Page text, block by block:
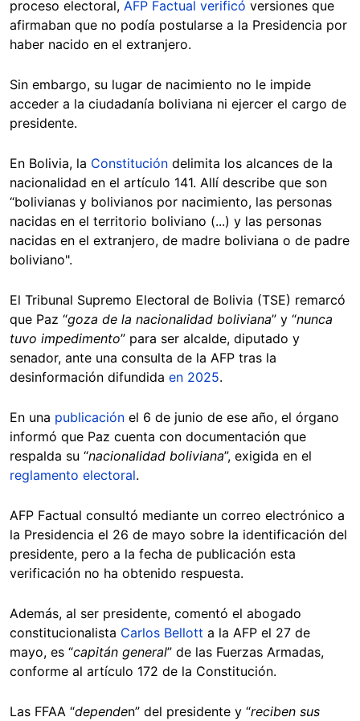
proceso electoral, AFP Factual verificó versiones que
afirmaban que no podía postularse a la Presidencia por
haber nacido en el extranjero.
Sin embargo, su lugar de nacimiento no le impide
acceder a la ciudadanía boliviana ni ejercer el cargo de
presidente.
En Bolivia, la Constitución delimita los alcances de la
nacionalidad en el artículo 141. Allí describe que son
“bolivianas y bolivianos por nacimiento, las personas
nacidas en el territorio boliviano (...) y las personas
nacidas en el extranjero, de madre boliviana o de padre
boliviano".
El Tribunal Supremo Electoral de Bolivia (TSE) remarcó
que Paz “goza de la nacionalidad boliviana” y “nunca
tuvo impedimento” para ser alcalde, diputado y
senador, ante una consulta de la AFP tras la
desinformación difundida en 2025.
En una publicación el 6 de junio de ese año, el órgano
informó que Paz cuenta con documentación que
respalda su “nacionalidad boliviana”, exigida en el
reglamento electoral.
AFP Factual consultó mediante un correo electrónico a
la Presidencia el 26 de mayo sobre la identificación del
presidente, pero a la fecha de publicación esta
verificación no ha obtenido respuesta.
Además, al ser presidente, comentó el abogado
constitucionalista Carlos Bellott a la AFP el 27 de
mayo, es “capitán general” de las Fuerzas Armadas,
conforme al artículo 172 de la Constitución.
Las FFAA “dependen” del presidente y “reciben sus